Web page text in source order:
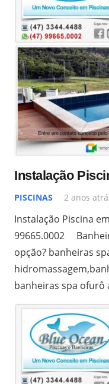
Instalação
PISCINAS 2 anos
Instalação Piscina
99665.0002
opção? banheiras
banheiras spa